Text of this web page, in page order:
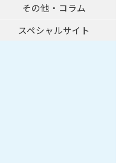
その他・コラム
スペシャルサイト